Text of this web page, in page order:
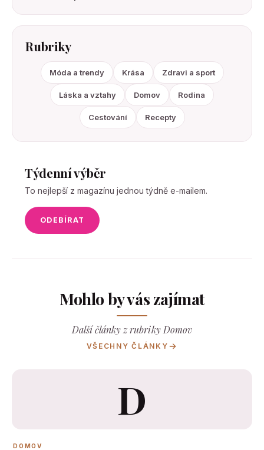
Rubriky
Móda a trendy Krása Zdravi a sport
Láska a vztahy Domov Rodina
Cestování Recepty
Týdenní výběr
To nejlepší z magazínu jednou týdně e-mailem.
ODEBÍRAT
Mohlo by vás zajímat
Další články z rubriky Domov
VŠECHNY ČLÁNKY
D
DOMOV